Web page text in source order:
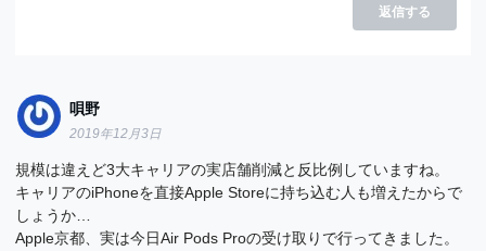
返信する
唄野
2019年12月3日
規模は違えど3大キャリアの実店舗削減と反比例していますね。
キャリアのiPhoneを直接Apple Storeに持ち込む人も増えたからで
しょうか…
Apple京都、実は今日Air Pods Proの受け取りで行ってきました。